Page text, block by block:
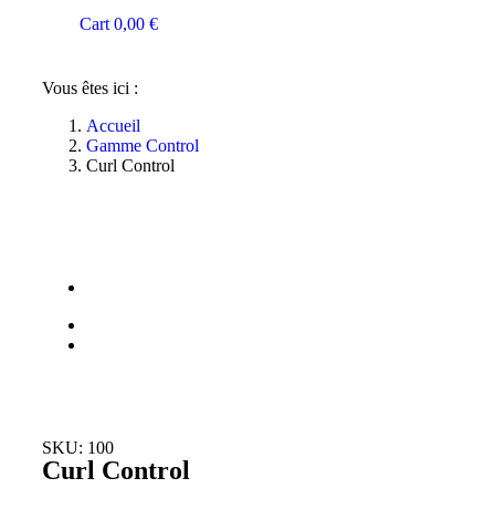
Cart 0,00 €
Vous êtes ici :
Accueil
Gamme Control
Curl Control
SKU: 100
Curl Control